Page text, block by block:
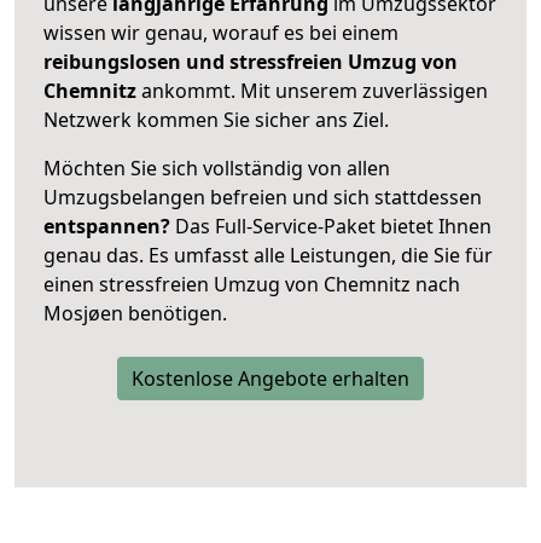
wissen wir genau, worauf es bei einem
reibungslosen und stressfreien Umzug von
Chemnitzankommt. Mit unserem zuverlässigen
Netzwerk kommen Sie sicher ans Ziel.
Möchten Sie sich vollständig von allen
Umzugsbelangen befreien und sich stattdessen
entspannen? Das Full-Service-Paket bietet Ihnen
genau das. Es umfasst alle Leistungen, die Sie für
einen stressfreien Umzug von Chemnitz nach
Mosjøen benötigen.
Kostenlose Angebote erhalten